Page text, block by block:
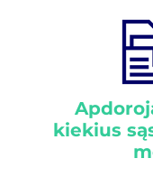
kiekius